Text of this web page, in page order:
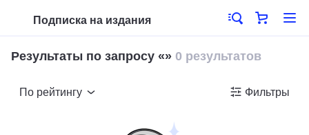
Подписка на издания
Результаты по запросу «» 0 результатов
По рейтингу Фильтры